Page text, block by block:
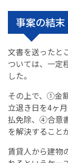
事案の結末
文書を送ったと
ついては、一定
した。
その上で、①金
立退き日を4ヶ
払免除、④合意
を解決すること
賃貸人から建物